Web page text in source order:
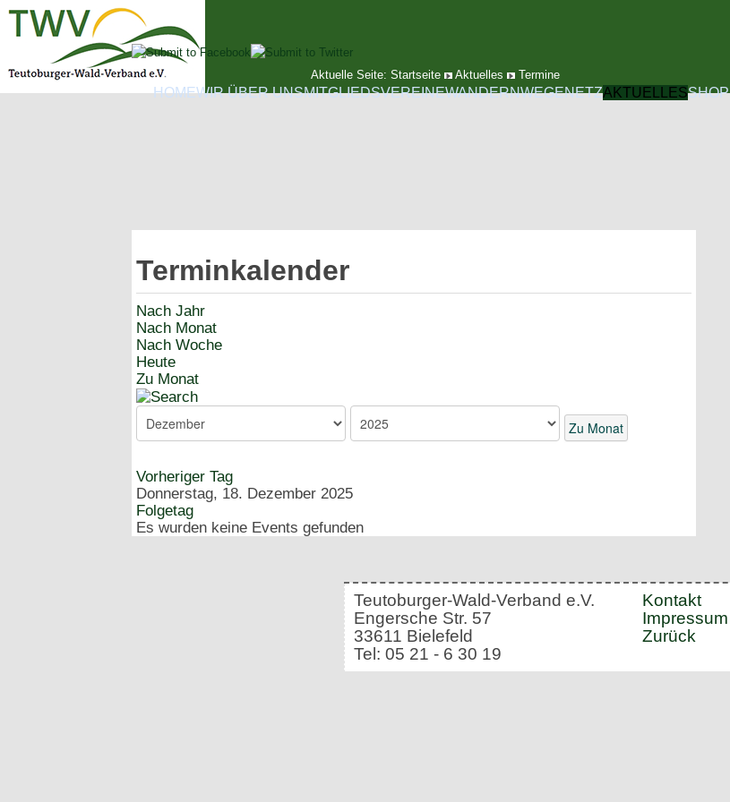
Aktuelle Seite: Startseite Aktuelles Termine
HOMEWIR ÜBER UNSMITGLIEDSVEREINEWANDERNWEGENETZAKTUELLESSHOP
Terminkalender
Nach Jahr
Nach Monat
Nach Woche
Heute
Zu Monat
Zu Monat
Vorheriger Tag
Donnerstag, 18. Dezember 2025
Folgetag
Es wurden keine Events gefunden
Teutoburger-Wald-Verband e.V.
Engersche Str. 57
33611 Bielefeld
Tel: 05 21 - 6 30 19
Kontakt
Impressum
Zurück